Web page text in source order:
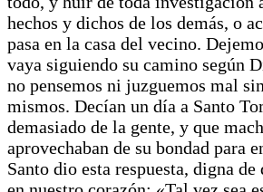
hechos y dichos de los demás, o
pasa en la casa del vecino.
vaya siguiendo su camino según
no pensemos ni juzguemos mal
mismos. Decían un día a Santo
demasiado de la gente, y que
aprovechaban de su bondad para
Santo dio esta respuesta, digna de